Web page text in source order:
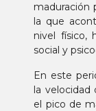
maduración
la que
nivel físico,
social y
En este
la velocidad
el pico de